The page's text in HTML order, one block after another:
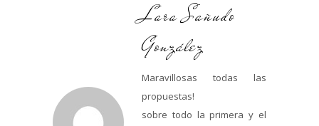
Lara Sañudo
González
Maravillosas todas las
propuestas!
sobre todo la primera y el